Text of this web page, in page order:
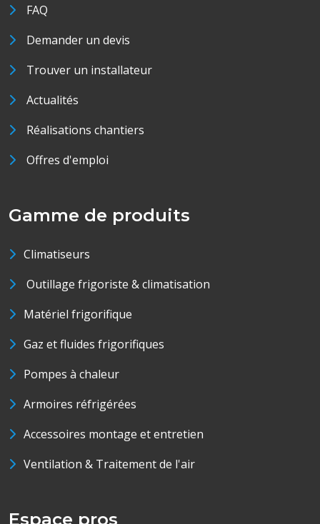
FAQ
Demander un devis
Trouver un installateur
Actualités
Réalisations chantiers
Offres d'emploi
Gamme de produits
Climatiseurs
Outillage frigoriste & climatisation
Matériel frigorifique
Gaz et fluides frigorifiques
Pompes à chaleur
Armoires réfrigérées
Accessoires montage et entretien
Ventilation & Traitement de l'air
Espace pros